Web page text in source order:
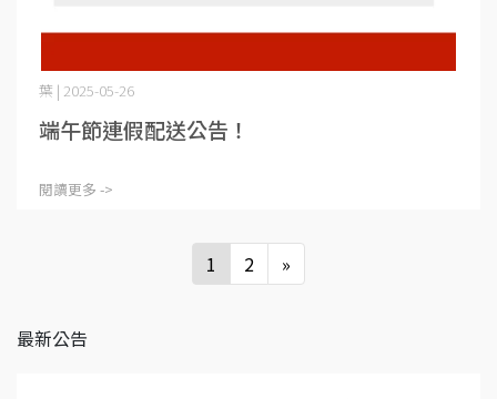
端午節連假配送公告！
葉 | 2025-05-26
閱讀更多 ->
1 2 »
最新公告